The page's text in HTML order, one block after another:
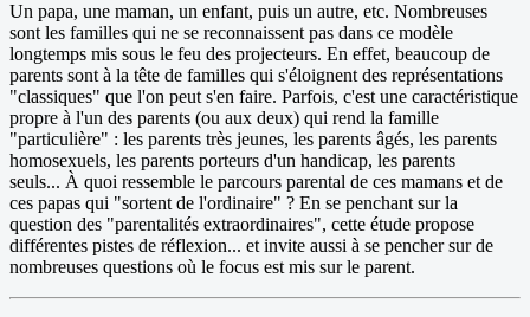
Un papa, une maman, un enfant, puis un autre, etc. Nombreuses
sont les familles qui ne se reconnaissent pas dans ce modèle
longtemps mis sous le feu des projecteurs. En effet, beaucoup de
parents sont à la tête de familles qui s'éloignent des représentations
"classiques" que l'on peut s'en faire. Parfois, c'est une caractéristique
propre à l'un des parents (ou aux deux) qui rend la famille
"particulière" : les parents très jeunes, les parents âgés, les parents
homosexuels, les parents porteurs d'un handicap, les parents
seuls... À quoi ressemble le parcours parental de ces mamans et de
ces papas qui "sortent de l'ordinaire" ? En se penchant sur la
question des "parentalités extraordinaires", cette étude propose
différentes pistes de réflexion... et invite aussi à se pencher sur de
nombreuses questions où le focus est mis sur le parent.